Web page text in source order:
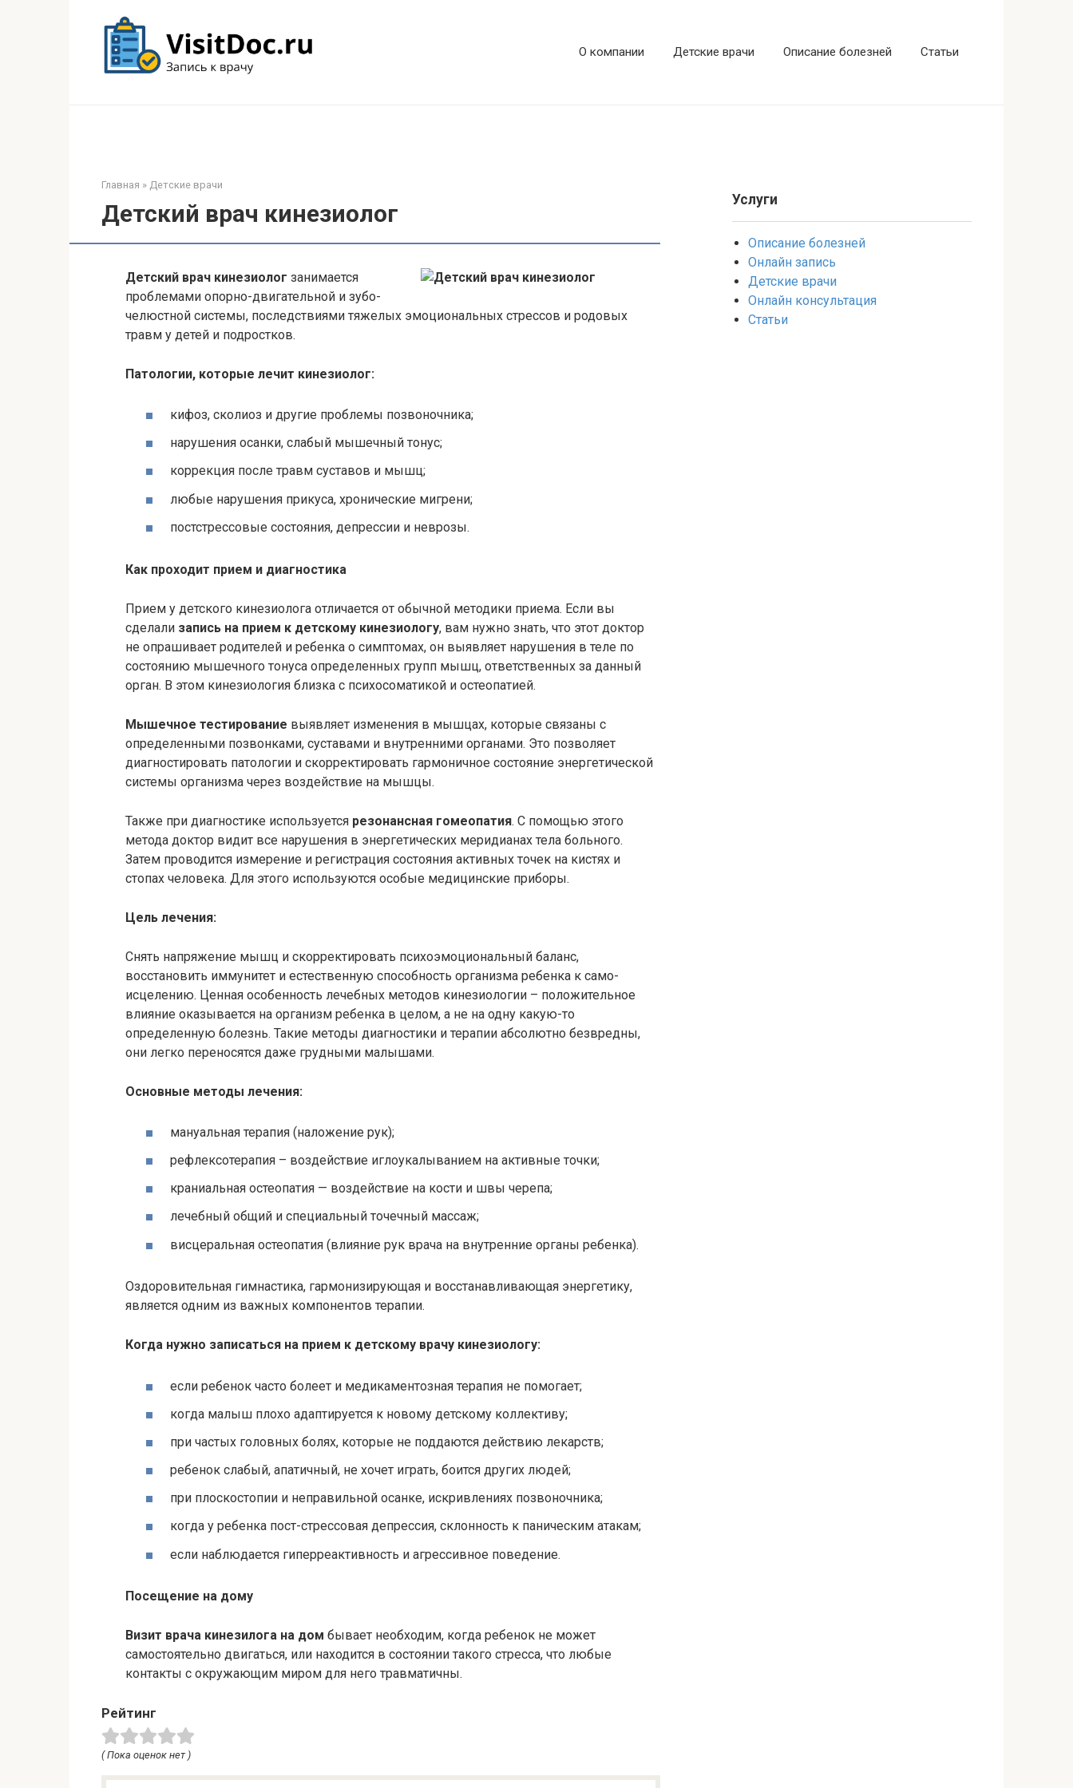
О компании Детские врачи Описание болезней Статьи
Главная » Детские врачи
Детский врач кинезиолог
Детский врач кинезиолог занимается
проблемами опорно-двигательной и зубо-
челюстной системы, последствиями тяжелых эмоциональных стрессов и родовых
травм у детей и подростков.
Патологии, которые лечит кинезиолог:
кифоз, сколиоз и другие проблемы позвоночника;
нарушения осанки, слабый мышечный тонус;
коррекция после травм суставов и мышц;
любые нарушения прикуса, хронические мигрени;
постстрессовые состояния, депрессии и неврозы.
Как проходит прием и диагностика
Прием у детского кинезиолога отличается от обычной методики приема. Если вы
сделали запись на прием к детскому кинезиологу, вам нужно знать, что этот доктор
не опрашивает родителей и ребенка о симптомах, он выявляет нарушения в теле по
состоянию мышечного тонуса определенных групп мышц, ответственных за данный
орган. В этом кинезиология близка с психосоматикой и остеопатией.
Мышечное тестирование выявляет изменения в мышцах, которые связаны с
определенными позвонками, суставами и внутренними органами. Это позволяет
диагностировать патологии и скорректировать гармоничное состояние энергетической
системы организма через воздействие на мышцы.
Также при диагностике используется резонансная гомеопатия. С помощью этого
метода доктор видит все нарушения в энергетических меридианах тела больного.
Затем проводится измерение и регистрация состояния активных точек на кистях и
стопах человека. Для этого используются особые медицинские приборы.
Цель лечения:
Снять напряжение мышц и скорректировать психоэмоциональный баланс,
восстановить иммунитет и естественную способность организма ребенка к само-
исцелению. Ценная особенность лечебных методов кинезиологии – положительное
влияние оказывается на организм ребенка в целом, а не на одну какую-то
определенную болезнь. Такие методы диагностики и терапии абсолютно безвредны,
они легко переносятся даже грудными малышами.
Основные методы лечения:
мануальная терапия (наложение рук);
рефлексотерапия – воздействие иглоукалыванием на активные точки;
краниальная остеопатия — воздействие на кости и швы черепа;
лечебный общий и специальный точечный массаж;
висцеральная остеопатия (влияние рук врача на внутренние органы ребенка).
Оздоровительная гимнастика, гармонизирующая и восстанавливающая энергетику,
является одним из важных компонентов терапии.
Когда нужно записаться на прием к детскому врачу кинезиологу:
если ребенок часто болеет и медикаментозная терапия не помогает;
когда малыш плохо адаптируется к новому детскому коллективу;
при частых головных болях, которые не поддаются действию лекарств;
ребенок слабый, апатичный, не хочет играть, боится других людей;
при плоскостопии и неправильной осанке, искривлениях позвоночника;
когда у ребенка пост-стрессовая депрессия, склонность к паническим атакам;
если наблюдается гиперреактивность и агрессивное поведение.
Посещение на дому
Визит врача кинезилога на дом бывает необходим, когда ребенок не может
самостоятельно двигаться, или находится в состоянии такого стресса, что любые
контакты с окружающим миром для него травматичны.
Рейтинг
( Пока оценок нет )
Услуги
Описание болезней
Онлайн запись
Детские врачи
Онлайн консультация
Статьи